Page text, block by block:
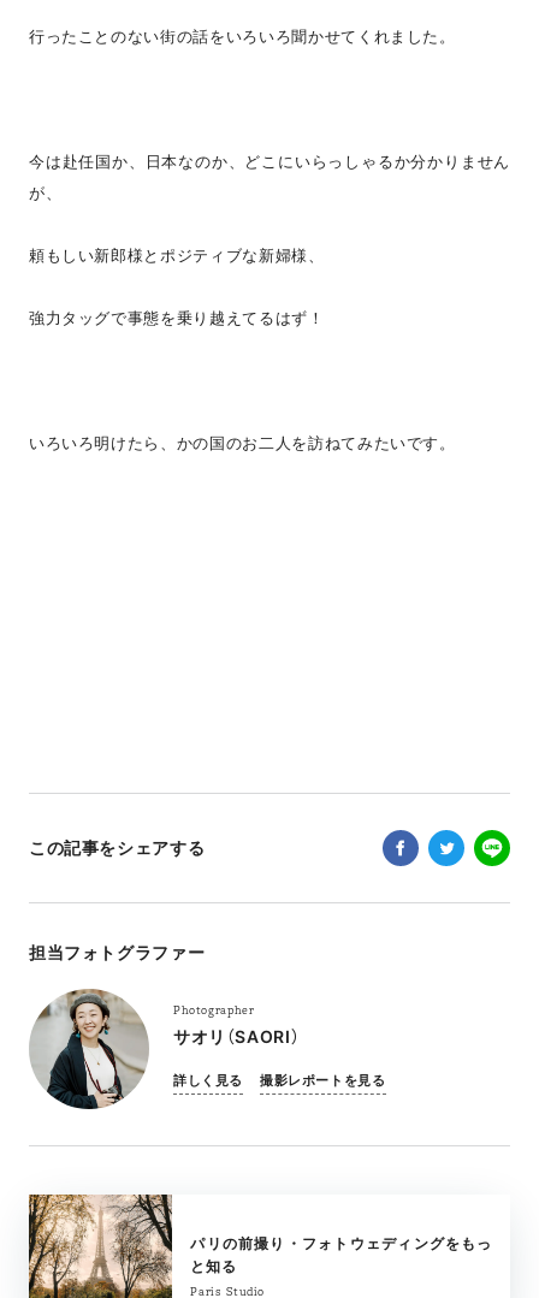
行ったことのない街の話をいろいろ聞かせてくれました。
今は赴任国か、日本なのか、どこにいらっしゃるか分かりません
が、
頼もしい新郎様とポジティブな新婦様、
強力タッグで事態を乗り越えてるはず！
いろいろ明けたら、かの国のお二人を訪ねてみたいです。
この記事をシェアする
担当フォトグラファー
Photographer
サオリ（SAORI）
詳しく見る 撮影レポートを見る
パリの前撮り・フォトウェディングをもっ
と知る
Paris Studio